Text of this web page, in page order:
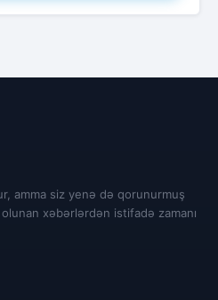
amma siz yenə də qorunurmuş
xəbərlərdən istifadə zamanı